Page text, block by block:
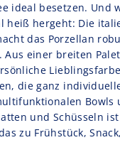
ideal besetzen. Und
heiß hergeht: Die
das Porzellan
einer breiten
die ganz
Bowls
und Schüsseln
zu Frühstück,